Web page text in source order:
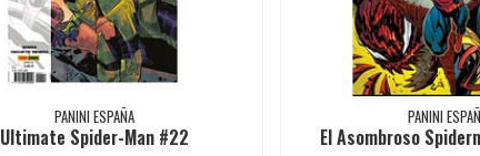
PANINI ESPAÑA
Ultimate Spider-Man #22
PANINI
El Asombroso